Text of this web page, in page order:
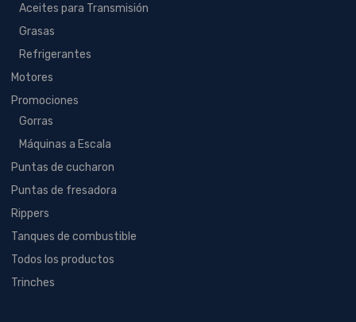
Aceites para Transmisión
Grasas
Refrigerantes
Motores
Promociones
Gorras
Máquinas a Escala
Puntas de cucharon
Puntas de fresadora
Rippers
Tanques de combustible
Todos los productos
Trinches